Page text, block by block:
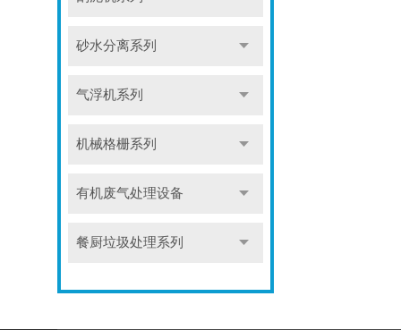
砂水分离系列
气浮机系列
机械格栅系列
有机废气处理设备
餐厨垃圾处理系列